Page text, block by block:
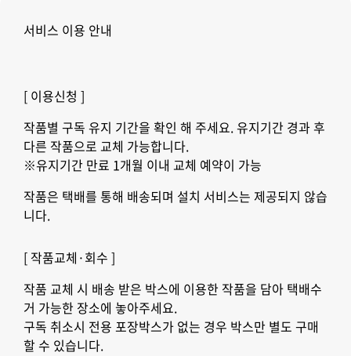
서비스 이용 안내
[ 이용신청 ]
작품별 구독 유지 기간을 확인 해 주세요. 유지기간 경과 후
다른 작품으로 교체 가능합니다.
※유지기간 만료 1개월 이내 교체 예약이 가능
작품은 택배를 통해 배송되며 설치 서비스는 제공되지 않습
니다.
[ 작품교체·회수 ]
작품 교체 시 배송 받은 박스에 이용한 작품을 담아 택배수
거 가능한 장소에 놓아주세요.
구독 취소시 전용 포장박스가 없는 경우 박스만 별도 구매
할 수 있습니다.